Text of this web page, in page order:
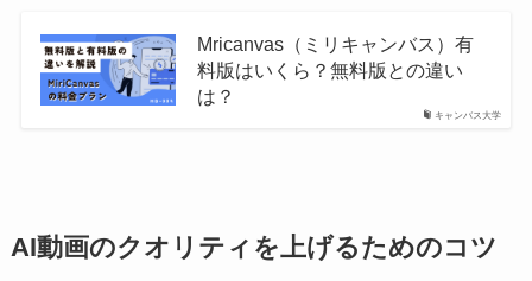
キャンバス大学
Mricanvas（ミリキャンバス）有
料版はいくら？無料版との違い
は？
AI動画のクオリティを上げるためのコツ